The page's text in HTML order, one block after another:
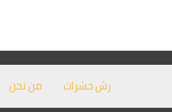
رش حشرات من نحن